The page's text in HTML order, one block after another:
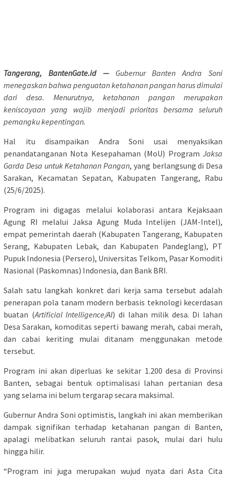
Tangerang, BantenGate.id —Gubernur Banten Andra Soni
menegaskan bahwa penguatan ketahanan pangan harus dimulai
dari desa. Menurutnya, ketahanan pangan merupakan
keniscayaan yang wajib menjadi prioritas bersama seluruh
pemangku kepentingan.
Hal itu disampaikan Andra Soni usai menyaksikan
penandatanganan Nota Kesepahaman (MoU) Program Jaksa
Garda Desa untuk Ketahanan Pangan, yang berlangsung di Desa
Sarakan, Kecamatan Sepatan, Kabupaten Tangerang, Rabu
(25/6/2025).
Program ini digagas melalui kolaborasi antara Kejaksaan
Agung RI melalui Jaksa Agung Muda Intelijen (JAM-Intel),
empat pemerintah daerah (Kabupaten Tangerang, Kabupaten
Serang, Kabupaten Lebak, dan Kabupaten Pandeglang), PT
Pupuk Indonesia (Persero), Universitas Telkom, Pasar Komoditi
Nasional (Paskomnas) Indonesia, dan Bank BRI.
Salah satu langkah konkret dari kerja sama tersebut adalah
penerapan pola tanam modern berbasis teknologi kecerdasan
buatan (Artificial Intelligence/AI) di lahan milik desa. Di lahan
Desa Sarakan, komoditas seperti bawang merah, cabai merah,
dan cabai keriting mulai ditanam menggunakan metode
tersebut.
Program ini akan diperluas ke sekitar 1.200 desa di Provinsi
Banten, sebagai bentuk optimalisasi lahan pertanian desa
yang selama ini belum tergarap secara maksimal.
Gubernur Andra Soni optimistis, langkah ini akan memberikan
dampak signifikan terhadap ketahanan pangan di Banten,
apalagi melibatkan seluruh rantai pasok, mulai dari hulu
hingga hilir.
“Program ini juga merupakan wujud nyata dari Asta Cita